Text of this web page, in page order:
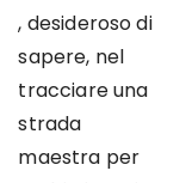
, desideroso di
sapere, nel
tracciare una
strada
maestra per